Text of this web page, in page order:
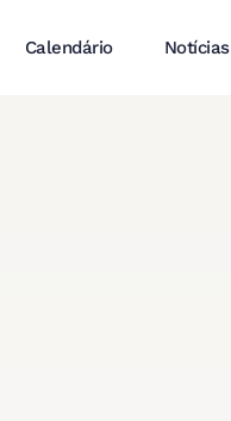
Calendário Notícias